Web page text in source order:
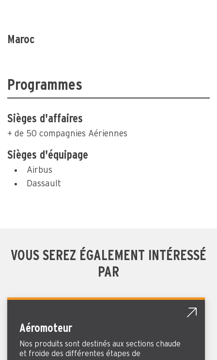
Maroc
Programmes
Sièges d'affaires
+ de 50 compagnies Aériennes
Sièges d'équipage
Airbus
Dassault
VOUS SEREZ ÉGALEMENT INTÉRESSÉ
PAR
Aéromoteur
Nos produits sont destinés aux sections chaude
et froide des différentes étapes de